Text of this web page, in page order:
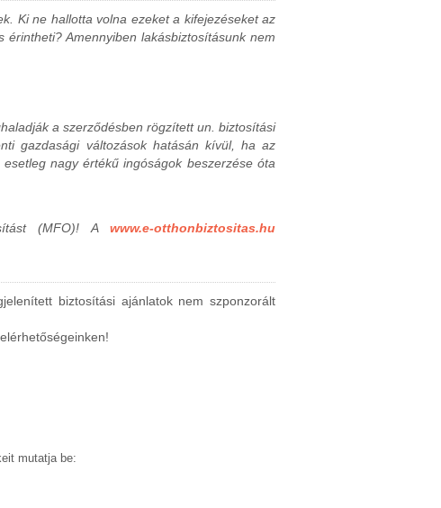
Ki ne hallotta volna ezeket a kifejezéseket az
Amennyiben lakásbiztosításunk nem
a szerződésben rögzített un. biztosítási
gazdasági változások hatásán kívül, ha az
nagy értékű ingóságok beszerzése óta
(MFO)! Awww.e-otthonbiztositas.hu
biztosítási ajánlatok nem szponzorált
mutatja be: